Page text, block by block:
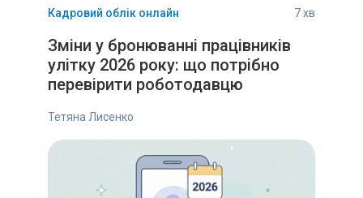
Кадровий облік онлайн 7 хв
Зміни у бронюванні працівників
улітку 2026 року: що потрібно
перевірити роботодавцю
Тетяна Лисенко